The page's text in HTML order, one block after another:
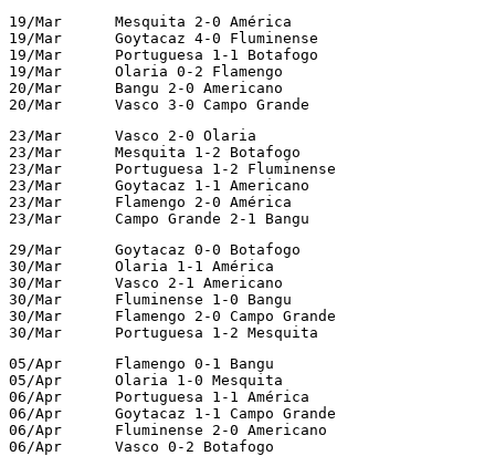
19/Mar      Mesquita 2-0 América
19/Mar      Goytacaz 4-0 Fluminense
19/Mar      Portuguesa 1-1 Botafogo
19/Mar      Olaria 0-2 Flamengo
20/Mar      Bangu 2-0 Americano
20/Mar      Vasco 3-0 Campo Grande
23/Mar      Vasco 2-0 Olaria
23/Mar      Mesquita 1-2 Botafogo
23/Mar      Portuguesa 1-2 Fluminense
23/Mar      Goytacaz 1-1 Americano
23/Mar      Flamengo 2-0 América
23/Mar      Campo Grande 2-1 Bangu
29/Mar      Goytacaz 0-0 Botafogo
30/Mar      Olaria 1-1 América
30/Mar      Vasco 2-1 Americano
30/Mar      Fluminense 1-0 Bangu
30/Mar      Flamengo 2-0 Campo Grande
30/Mar      Portuguesa 1-2 Mesquita
05/Apr      Flamengo 0-1 Bangu
05/Apr      Olaria 1-0 Mesquita
06/Apr      Portuguesa 1-1 América
06/Apr      Goytacaz 1-1 Campo Grande
06/Apr      Fluminense 2-0 Americano
06/Apr      Vasco 0-2 Botafogo